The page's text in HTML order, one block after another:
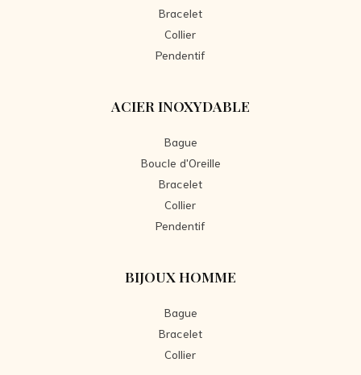
Bracelet
Collier
Pendentif
ACIER INOXYDABLE
Bague
Boucle d'Oreille
Bracelet
Collier
Pendentif
BIJOUX HOMME
Bague
Bracelet
Collier